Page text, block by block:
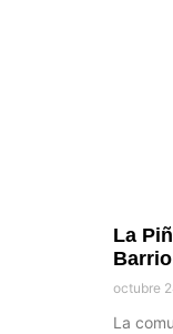
La
Barrio
octubre
La